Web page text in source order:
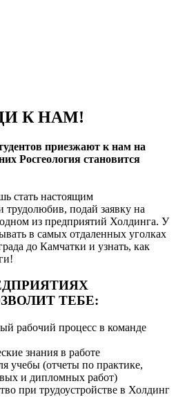
К НАМ!
приезжают к нам на
Росгеология становится
стать настоящим
трудолюбив, подай заявку на
из предприятий Холдинга. У
в самых отдаленных уголках
до Камчатки и узнать, как
ТЕБЕ:
рабочий процесс в команде
знания в работе
учебы (отчеты по практике,
и дипломных работ)
при трудоустройстве в Холдинг